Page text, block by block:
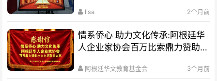
lisa 2个月前
情系侨心 助力文化传承:阿根廷华
人企业家协会百万比索鼎力赞助水
阿根廷华文教育基金会 3个月前